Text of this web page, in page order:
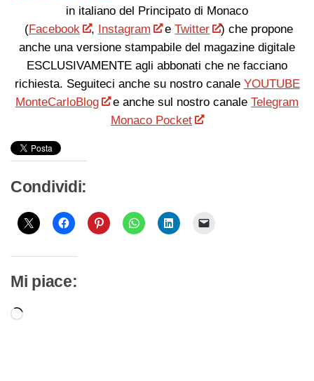
in italiano del Principato di Monaco
(Facebook , Instagram eTwitter
) che propone
anche una versione stampabile del magazine digitale
ESCLUSIVAMENTE agli abbonati che ne facciano
richiesta. Seguiteci anche su nostro canale YOUTUBE
MonteCarloBlog
e anche sul nostro canaleTelegram
Monaco Pocket
Condividi:
Mi piace:
Caricamento